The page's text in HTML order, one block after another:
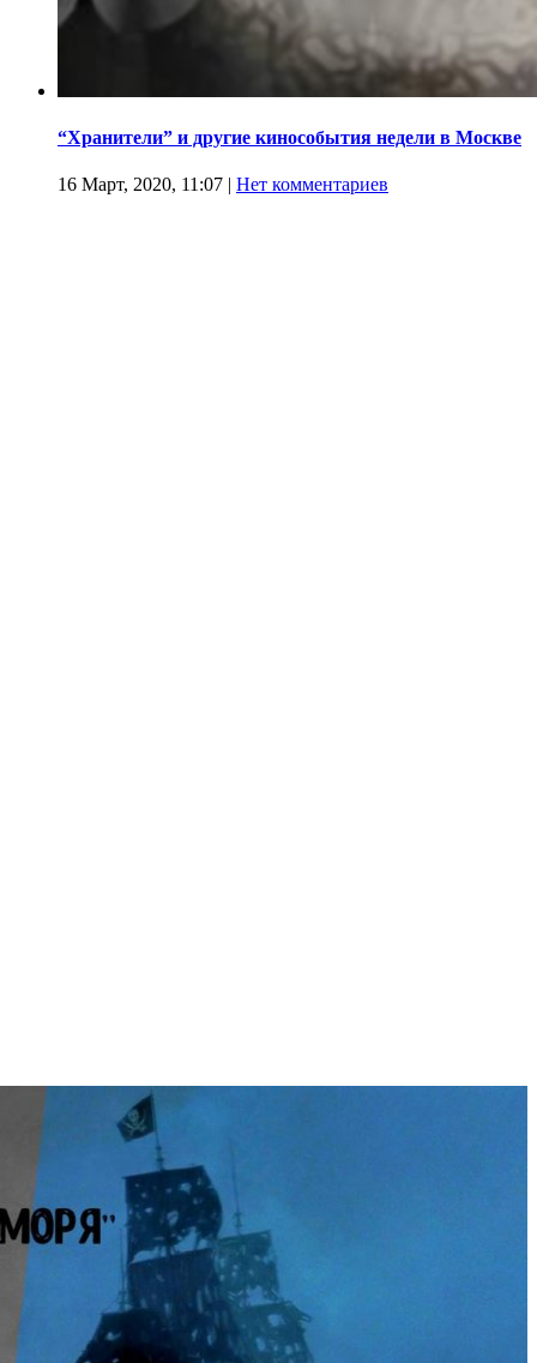
“Хранители” и другие кинособытия недели в Москве
16 Март, 2020, 11:07 | Нет комментариев